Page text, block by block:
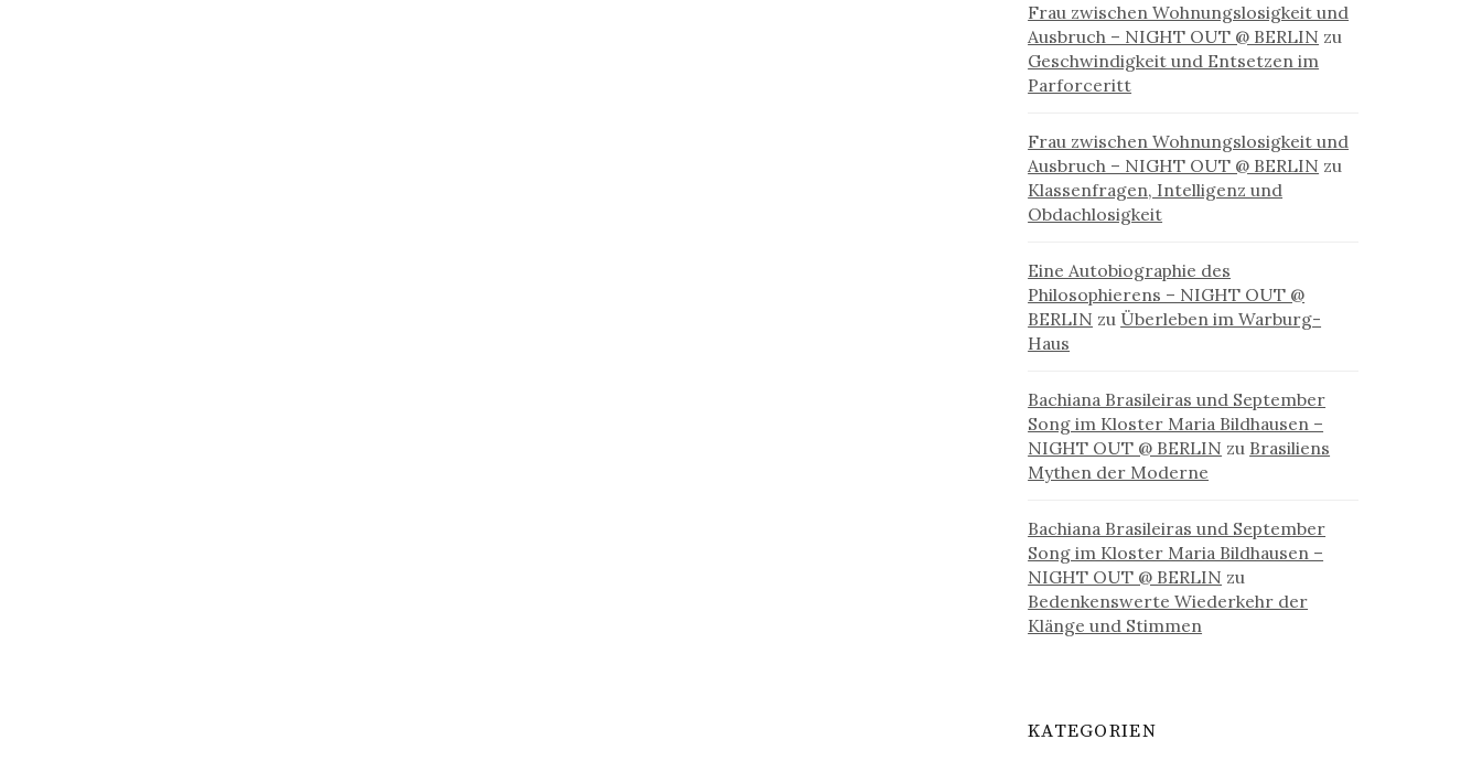
Frau zwischen Wohnungslosigkeit und
Ausbruch – NIGHT OUT @ BERLIN zu
Geschwindigkeit und Entsetzen im
Parforceritt
Frau zwischen Wohnungslosigkeit und
Ausbruch – NIGHT OUT @ BERLIN zu
Klassenfragen, Intelligenz und
Obdachlosigkeit
Eine Autobiographie des
Philosophierens – NIGHT OUT @
BERLIN zu Überleben im Warburg-
Haus
Bachiana Brasileiras und September
Song im Kloster Maria Bildhausen –
NIGHT OUT @ BERLIN zu Brasiliens
Mythen der Moderne
Bachiana Brasileiras und September
Song im Kloster Maria Bildhausen –
NIGHT OUT @ BERLIN zu
Bedenkenswerte Wiederkehr der
Klänge und Stimmen
KATEGORIEN